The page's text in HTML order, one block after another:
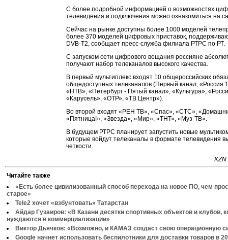
С более подробной информацией о возможностях
телевидения и подключения можно ознакомиться на
Сейчас на рынке доступны более 1000 моделей
более 370 моделей цифровых приставок,
DVB-T2, сообщает пресс-служба филиала РТРС по РТ.
С запуском сети цифрового вещания россияне
получают набор телеканалов высокого качества.
В первый мультиплекс входят 10 общероссийских
общедоступных телеканалов (Первый канал, «Россия
«НТВ», «Петербург - Пятый канал», «Культура»,
«Карусель», «ОТР», «ТВ Центр»).
Во второй входят «РЕН ТВ», «Спас», «СТС»,
«Пятница!», «Звезда», «Мир», «ТНТ», «Муз-ТВ».
В будущем РТРС планирует запустить новые
которые войдут телеканалы в формате телевидения
четкости.
Читайте также
«Есть более цивилизованный способ перехода на новое ПО, чем
старое»
Tele2 хочет «взбунтовать» Татарстан
Айдар Гузаиров: «В Казани десятки спортивных объектов и клубов,
нуждаются в коммерциализации»
Виктор Дьячков: «Возможно, и КАМАЗ создаст свою операционную
Google начнет использовать беспилотники для доставки товаров в